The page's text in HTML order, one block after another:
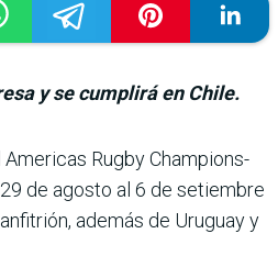
y se cumplirá en Chile.
Rugby Champions­
de agosto al 6 de setiembre
además de Uruguay y